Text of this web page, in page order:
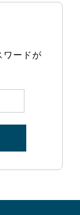
ワードが